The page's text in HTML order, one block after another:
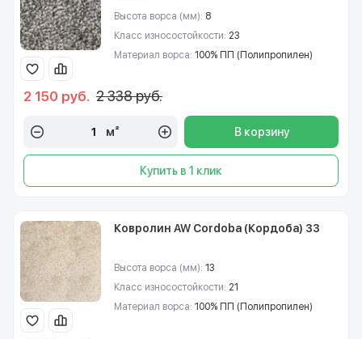
Высота ворса (мм): 8
Класс износостойкости: 23
Материал ворса: 100% ПП (Полипропилен)
2 150 руб. 2 338 руб.
м² В корзину
Купить в 1 клик
Ковролин AW Cordoba (Кордоба) 33
Высота ворса (мм): 13
Класс износостойкости: 21
Материал ворса: 100% ПП (Полипропилен)